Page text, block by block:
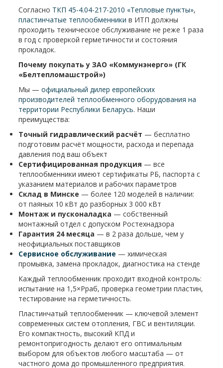
Согласно ТКП 45-4.04-217-2010 «Тепловые пункты»,
пластинчатые теплообменники в ИТП должны
проходить техническое обслуживание не реже 1 раза
в год с проверкой герметичности и состояния
прокладок.
Почему покупать у ЗАО «Коммунэнерго» (ГК
«Белтепломашстрой»)
Мы —официальный дилер европейских
производителей теплообменного оборудования на
территории Республики Беларусь. Наши
преимущества:
Точный гидравлический расчёт — бесплатно
подготовим расчёт мощности, расхода и перепада
давления под ваш объект
Сертифицированная продукция — все
теплообменники имеют сертификаты РБ, паспорта с
указанием материалов и рабочих параметров
Склад в Минске — более 120 моделей в наличии:
от паяных 10 кВт до разборных 3 000 кВт
Монтаж и пусконаладка — собственный
монтажный отдел с допуском Ростехнадзора
Гарантия 24 месяца — в 2 раза дольше, чем у
неофициальных поставщиков
Сервисное обслуживание — химическая
промывка, замена прокладок, диагностика на стенде
Каждый теплообменник проходит входной контроль:
испытание на 1,5×Рраб, проверка геометрии пластин,
тестирование на герметичность.
Пластинчатый теплообменник — ключевой элемент
современных систем отопления, ГВС и вентиляции.
Его компактность, высокий КПД и
ремонтопригодность делают его оптимальным
выбором для объектов любого масштаба — от
частного дома до промышленного предприятия.